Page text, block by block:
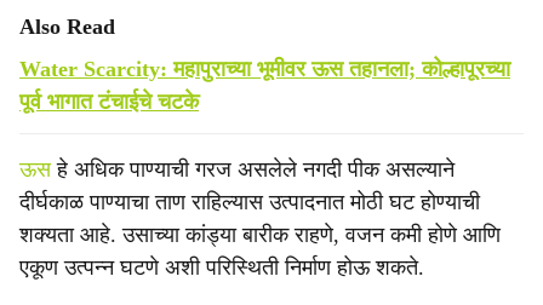
Also Read
Water Scarcity: महापुराच्या भूमीवर ऊस तहानला; कोल्हापूरच्या
पूर्व भागात टंचाईचे चटके
ऊसहे अधिक पाण्याची गरज असलेले नगदी पीक असल्याने
दीर्घकाळ पाण्याचा ताण राहिल्यास उत्पादनात मोठी घट होण्याची
शक्यता आहे. उसाच्या कांड्या बारीक राहणे, वजन कमी होणे आणि
एकूण उत्पन्न घटणे अशी परिस्थिती निर्माण होऊ शकते.